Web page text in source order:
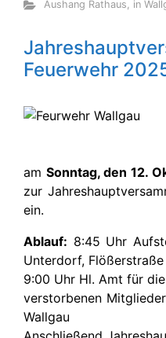
Aushang Rathaus, in
Feuerwehr
am Sonntag, den 12.
zur
ein.
Ablauf: 8:45 Uhr
Unterdorf,
9:00 Uhr Hl. Amt für
verstorbenen
Wallgau